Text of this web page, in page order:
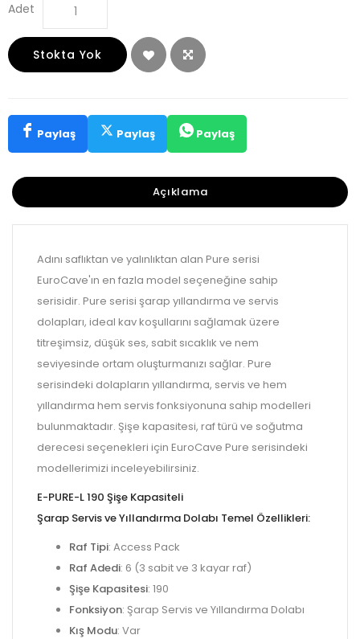
Adet
Stokta Yok
Paylaş Paylaş Paylaş
Açıklama
Adını saflıktan ve yalınlıktan alan Pure serisi
EuroCave'ın en fazla model seçeneğine sahip
serisidir. Pure serisi şarap yıllandırma ve servis
dolapları, ideal kav koşullarını sağlamak üzere
titreşimsiz, düşük ses, sabit sıcaklık ve nem
seviyesinde ortam oluşturmanızı sağlar. Pure
serisindeki dolapların yıllandırma, servis ve hem
yıllandırma hem servis fonksiyonuna sahip modelleri
bulunmaktadır. Şişe kapasitesi, raf türü ve soğutma
derecesi seçenekleri için EuroCave Pure serisindeki
modellerimizi inceleyebilirsiniz.
E-PURE-L 190 Şişe Kapasiteli
Şarap ServisveYıllandırma Dolabı Temel Özellikleri:
Raf Tipi: Access Pack
Raf Adedi: 6 (3 sabit ve 3 kayar raf)
Şişe Kapasitesi: 190
Fonksiyon: Şarap Servis ve Yıllandırma Dolabı
Kış Modu: Var